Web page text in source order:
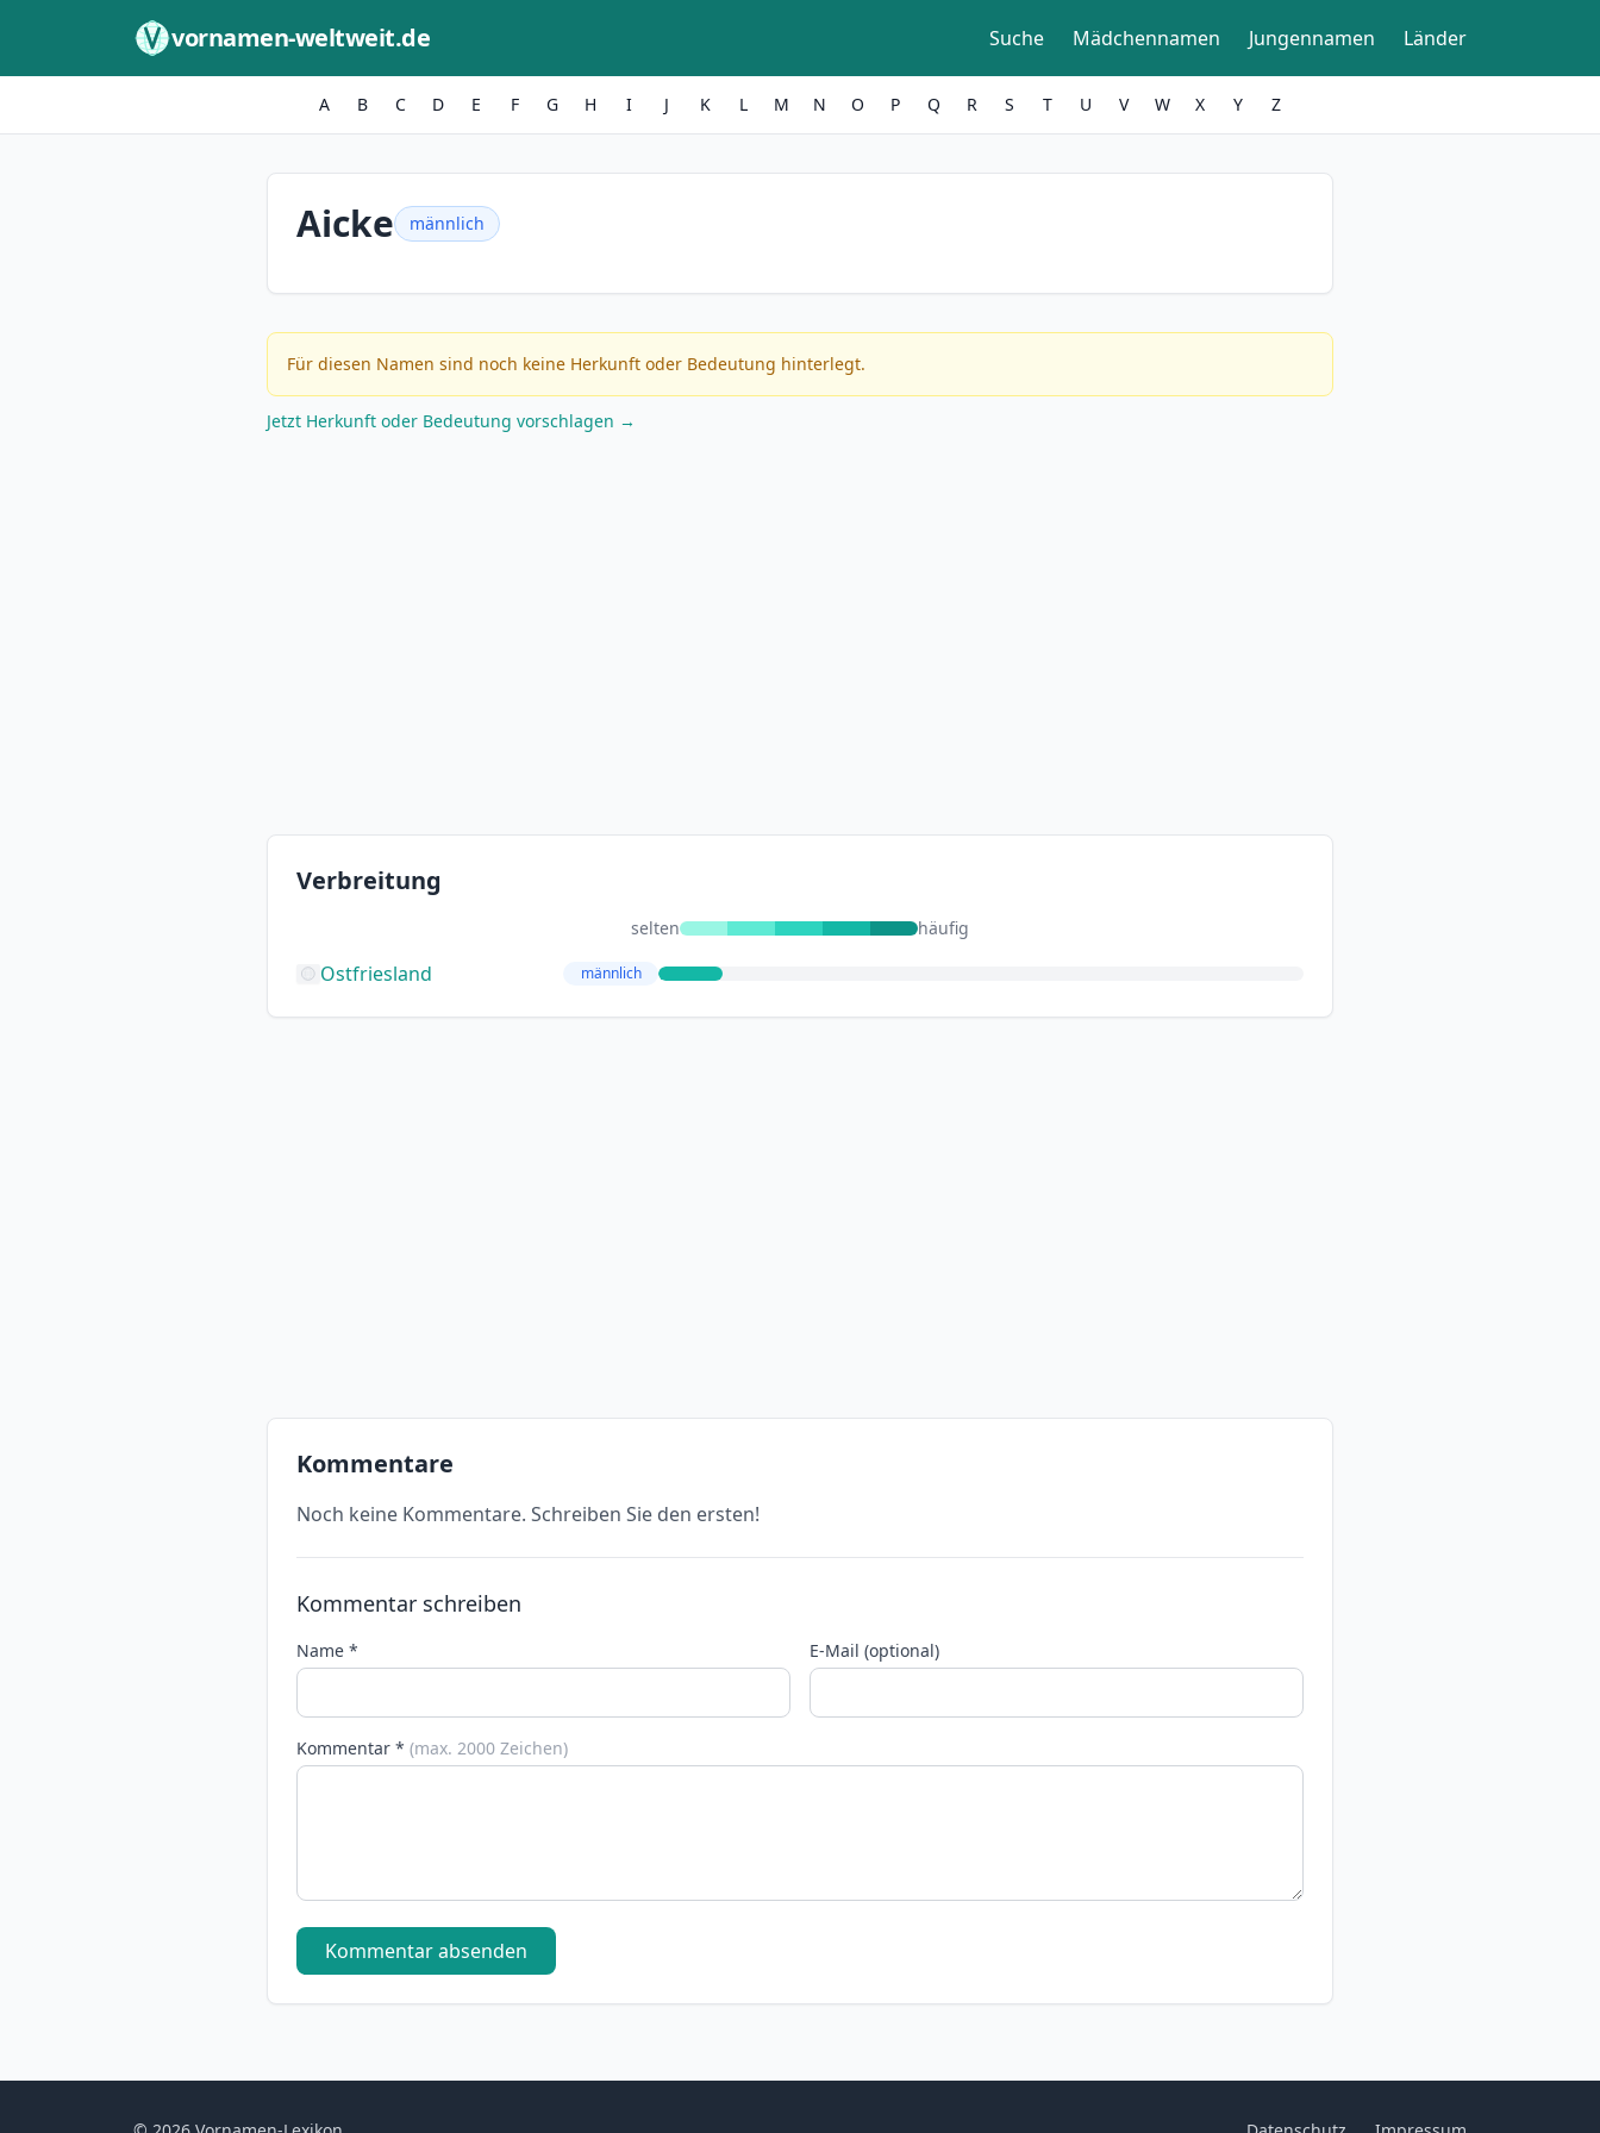
vornamen-weltweit.de Suche Mädchennamen Jungennamen Länder
A B C D E F G H I J K L M N O P Q R S T U V W X Y Z
Aicke männlich
Für diesen Namen sind noch keine Herkunft oder Bedeutung hinterlegt.
Jetzt Herkunft oder Bedeutung vorschlagen →
Verbreitung
selten häufig
Ostfriesland männlich
Kommentare
Noch keine Kommentare. Schreiben Sie den ersten!
Kommentar schreiben
Name * E-Mail (optional)
Kommentar * (max. 2000 Zeichen)
Kommentar absenden